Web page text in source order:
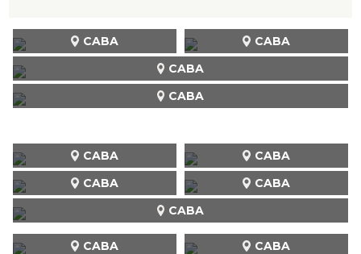
CABA
CABA CABA
CABA
CABA CABA
CABA
CABA CABA
CABA CABA